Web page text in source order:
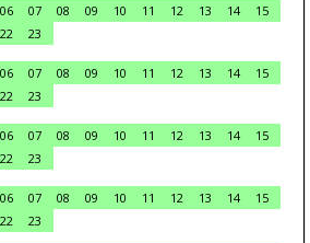
06 07 08 09 10 11 12 13 14
15
22
23
06 07 08 09 10 11 12 13 14
15
22
23
06 07 08 09 10 11 12 13 14
15
22
23
06 07 08 09 10 11 12 13 14
15
22
23